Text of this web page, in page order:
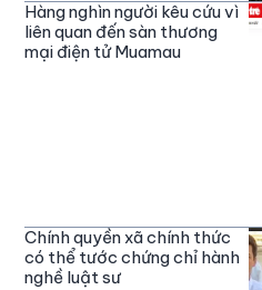
Hàng nghìn người kêu cứu vì
liên quan đến sàn thương
mại điện tử Muamau
Chính quyền xã chính thức
có thể tước chứng chỉ hành
nghề luật sư